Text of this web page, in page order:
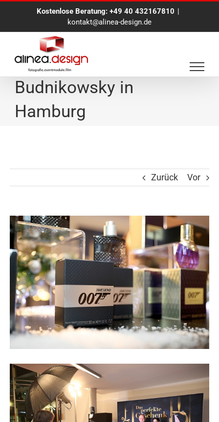
Kostenlose Beratung: +49 40 432167810 |
kontakt@alinea-design.de
FotoBox für
Budnikowsky in
Hamburg
Zurück Vor
Zeige
grösseres
Bild